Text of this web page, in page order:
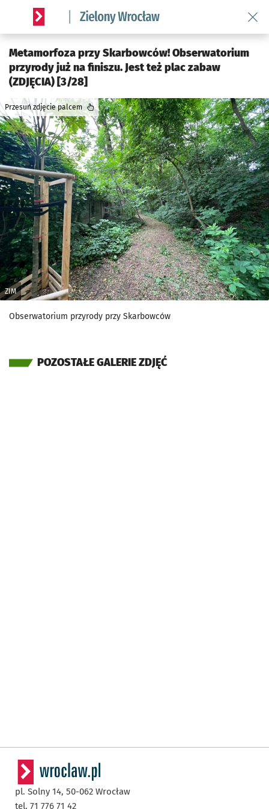
Serwis informacyjny wroclaw.pl podserwis: Środowisko we
Metamorfoza przy Skarbowców! Obserwatorium
przyrody już na finiszu. Jest też plac zabaw
(ZDJĘCIA) [3/28]
ZIM
Przesuń zdjęcie palcem
Obserwatorium przyrody przy Skarbowców
POZOSTAŁE GALERIE ZDJĘĆ
pl. Solny 14, 50-062 Wrocław
tel. 71 776 71 42